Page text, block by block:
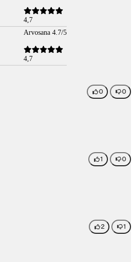
4,7
Arvosana 4.7/5
4,7
0 0
1 0
2 1